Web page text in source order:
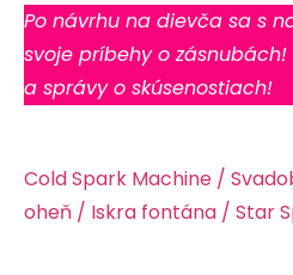
Po návrhu na dievča sa s
svoje príbehy o
a správy o skúsenostiach!
Cold Spark Machine /
oheň / Iskra fontána / Star